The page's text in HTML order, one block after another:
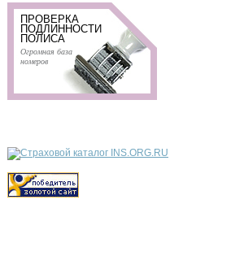
ПРОВЕРКА
ПОДЛИННОСТИ
ПОЛИСА
Огромная база
номеров